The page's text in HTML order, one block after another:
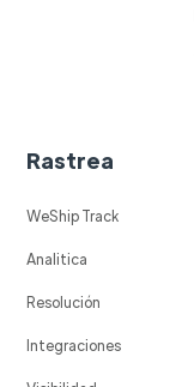
Rastrea
WeShip Track
Analitica
Resolución
Integraciones